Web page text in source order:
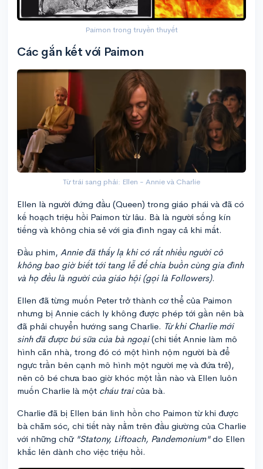
Paimon trong truyền thuyết
Các gắn kết với Paimon
Từ trái sang phải: Ellen - Annie và Charlie
Ellen là người đứng đầu (Queen) trong giáo phái và đã có
kế hoạch triệu hồi Paimon từ lâu. Bà là người sống kín
tiếng và không chia sẻ với gia đình ngay cả khi mất.
Đầu phim, Annie đã thấy lạ khi có rất nhiều người cô
không bao giờ biết tới tang lễ để chia buồn cùng gia đình
và họ đều là người của giáo hội (gọi là Followers).
Ellen đã từng muốn Peter trở thành cơ thể của Paimon
nhưng bị Annie cách ly không được phép tới gần nên bà
đã phải chuyển hướng sang Charlie. Từ khi Charlie mới
sinh đã được bú sữa của bà ngoại(chi tiết Annie làm mô
hình căn nhà, trong đó có một hình nộm người bà để
ngực trần bên cạnh mô hình một người mẹ và đứa trẻ),
nên cô bé chưa bao giờ khóc một lần nào và Ellen luôn
muốn Charlie là một cháu traicủa bà.
Charlie đã bị Ellen bán linh hồn cho Paimon từ khi được
bà chăm sóc, chi tiết này nằm trên đầu giường của Charlie
với những chữ "Statony, Liftoach, Pandemonium"do Ellen
khắc lên dành cho việc triệu hồi.